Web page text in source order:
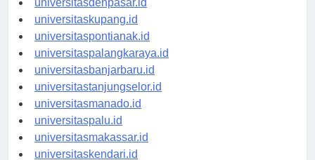
universitasdenpasar.id
universitaskupang.id
universitaspontianak.id
universitaspalangkaraya.id
universitasbanjarbaru.id
universitastanjungselor.id
universitasmanado.id
universitaspalu.id
universitasmakassar.id